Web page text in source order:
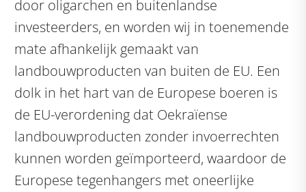
door oligarchen en buitenlandse
investeerders, en worden wij in toenemende
mate afhankelijk gemaakt van
landbouwproducten van buiten de EU. Een
dolk in het hart van de Europese boeren is
de EU-verordening dat Oekraïense
landbouwproducten zonder invoerrechten
kunnen worden geïmporteerd, waardoor de
Europese tegenhangers met oneerlijke